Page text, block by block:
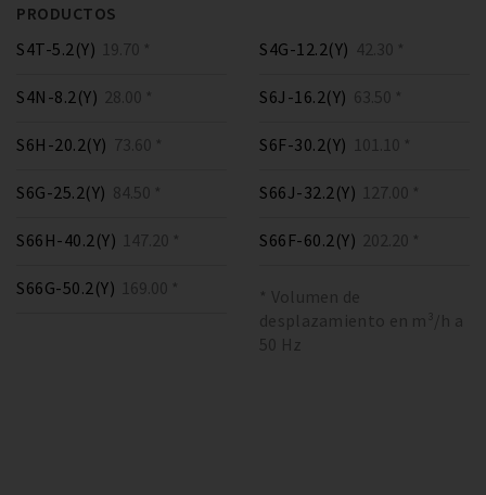
PRODUCTOS
S4T-5.2(Y) 19.70 *
S4N-8.2(Y) 28.00 *
S4G-12.2(Y) 42.30 *
S6J-16.2(Y) 63.50 *
S6H-20.2(Y) 73.60 *
S6G-25.2(Y) 84.50 *
S6F-30.2(Y) 101.10 *
S66J-32.2(Y) 127.00 *
S66H-40.2(Y) 147.20 *
S66G-50.2(Y) 169.00 *
S66F-60.2(Y) 202.20 *
* Volumen de
desplazamiento en m³/h a
50 Hz